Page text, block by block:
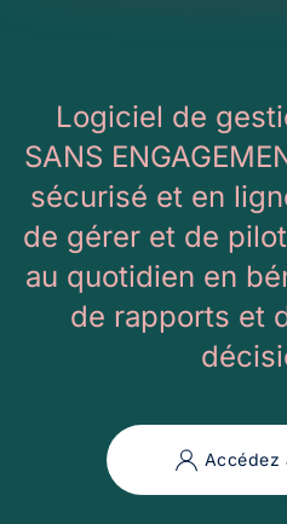
Logiciel de
SANS
sécurisé et en
de gérer et de
au quotidien en
de rapports et
Accédez